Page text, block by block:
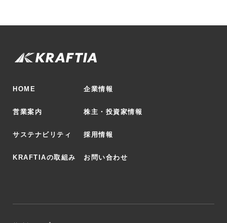
HOME 企業情報
営業案内 株主・投資家情報
サステナビリティ 採用情報
KRAFTIAの取組み お問い合わせ